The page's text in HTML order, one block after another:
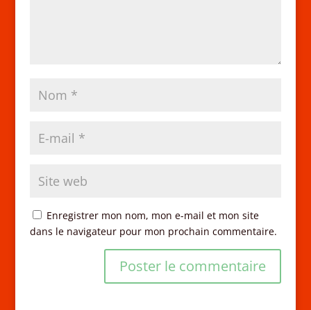
Enregistrer mon nom, mon e-mail et mon site
dans le navigateur pour mon prochain commentaire.